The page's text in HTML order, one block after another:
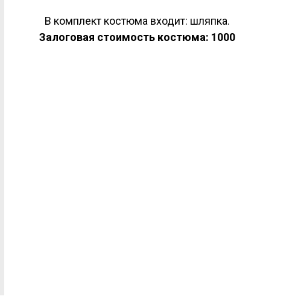
В комплект костюма входит: шляпка.
Залоговая стоимость костюма: 1000